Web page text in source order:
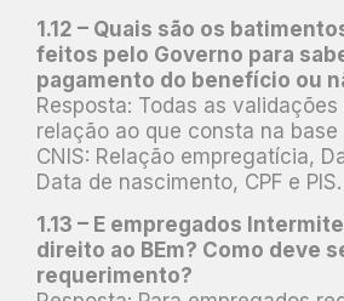
1.12 – Quais são os
feitos pelo Governo para
pagamento do benefício ou
Resposta: Todas as
relação ao que consta na
CNIS: Relação empregatícia,
Data de nascimento, CPF e PIS.
1.13 – E empregados
direito ao BEm? Como deve
requerimento?